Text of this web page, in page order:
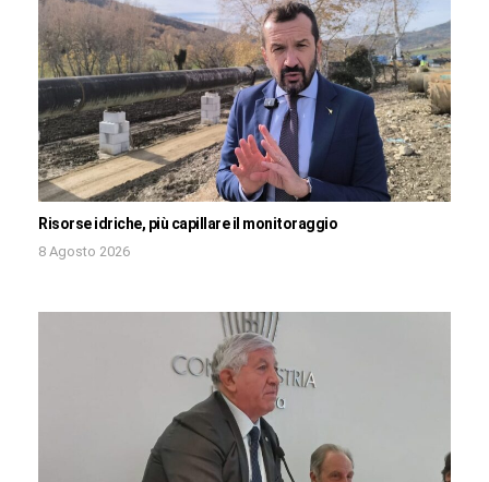
Risorse idriche, più capillare il monitoraggio
8 Agosto 2026